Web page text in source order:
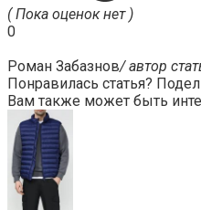
( Пока оценок нет )
0
Роман Забазнов/ автор
Понравилась статья?
Вам также может быть